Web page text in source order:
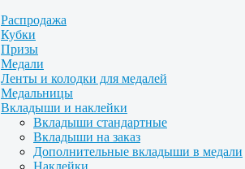
Распродажа
Кубки
Призы
Медали
Ленты и колодки для медалей
Медальницы
Вкладыши и наклейки
Вкладыши стандартные
Вкладыши на заказ
Дополнительные вкладыши в медали
Наклейки